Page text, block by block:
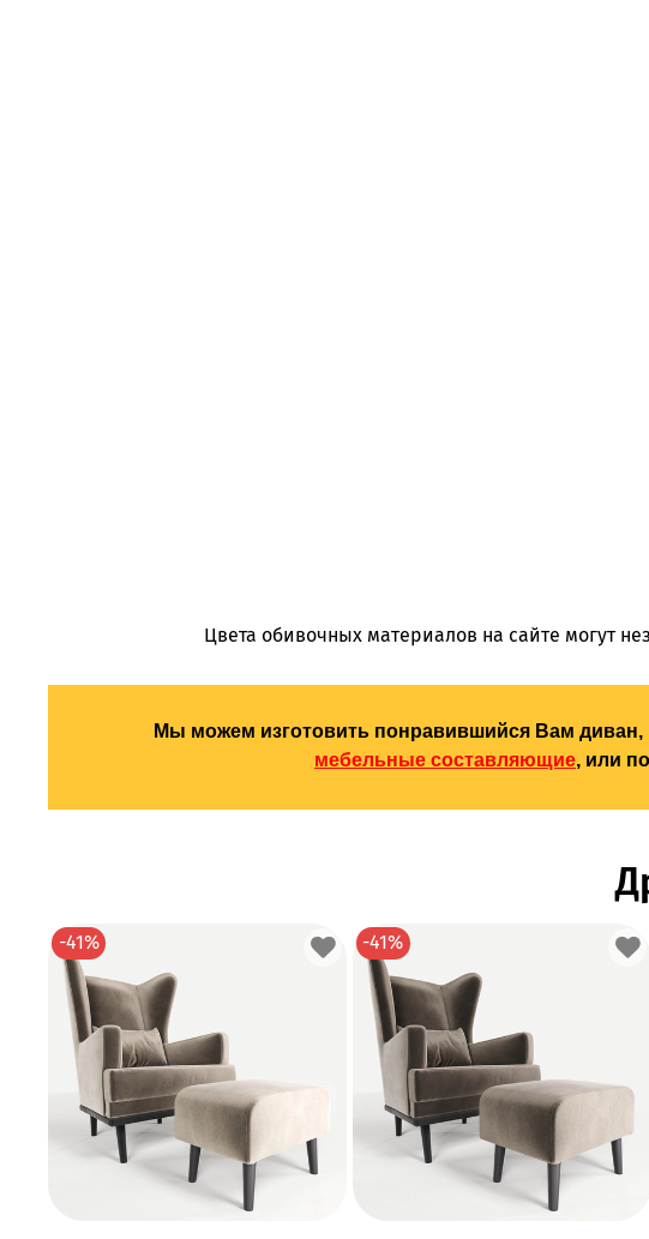
Цвета обивочных материалов на сайте могут
Мы можем изготовить понравившийся Вам
мебельные составляющие, или
-41% -41%